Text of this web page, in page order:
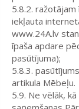
5.8.2.
iekļauta
www.24A.lv
īpaša apdare
pasūtījuma);
5.8.3.
artikula Mēbeļu.
5.9. Ne vēlāk,